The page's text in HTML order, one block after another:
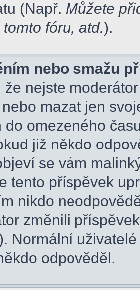
(Např. Můžete
fóru, atd.).
nebo smažu
že nejste
mazat jen
do omezeného
již někdo
se vám
tento příspěvek
nikdo
změnili
Normální
odpověděl.